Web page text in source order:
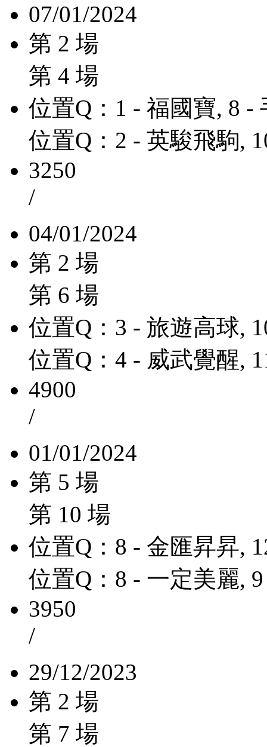
07/01/2024
第 2 場
第 4 場
位置Q：1 - 福國寶, 8 -
位置Q：2 - 英駿飛駒,
3250
/
04/01/2024
第 2 場
第 6 場
位置Q：3 - 旅遊高球,
位置Q：4 - 威武覺醒,
4900
/
01/01/2024
第 5 場
第 10 場
位置Q：8 - 金匯昇昇,
位置Q：8 - 一定美麗,
3950
/
29/12/2023
第 2 場
第 7 場